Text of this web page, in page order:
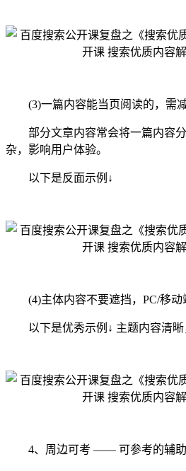
(3)一篇内容能当页阅读的，需
部分文章内容常会将一篇内容分
杂，影响用户体验。
以下是反面示例↓
(4)主体内容不要遮挡，PC/移动
以下是优秀示例↓ 主题内容清晰
4、周边可考 —— 可参考的辅助